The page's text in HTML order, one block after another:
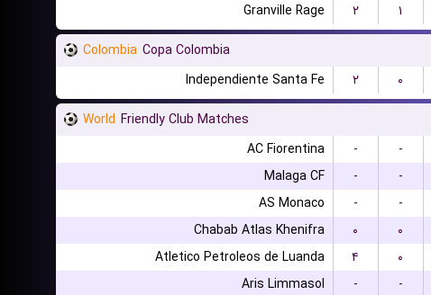
Granville Rage
۲ ۱
Colombia Copa Colombia
Independiente Santa Fe
۲ ۰
World Friendly Club Matches
AC Fiorentina
- -
Malaga CF
- -
AS Monaco
- -
Chabab Atlas Khenifra
۰ ۰
Atletico Petroleos de Luanda
۴ ۰
Aris Limmasol
- -